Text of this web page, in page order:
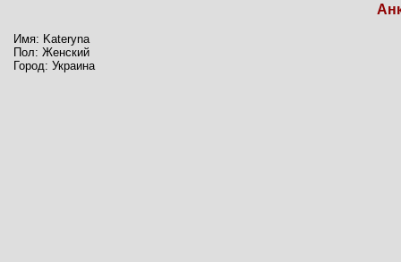
Имя: Kateryna
Пол: Женский
Город: Украина